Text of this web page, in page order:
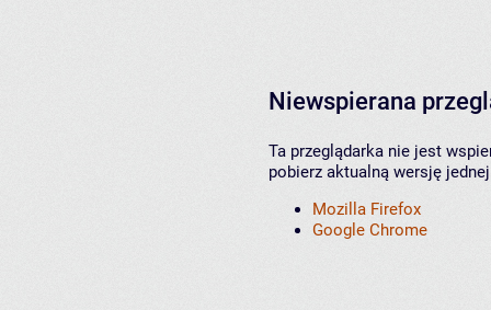
Niewspierana
Ta przeglądarka nie jest
pobierz aktualną wersję
Mozilla Firefox
Google Chrome